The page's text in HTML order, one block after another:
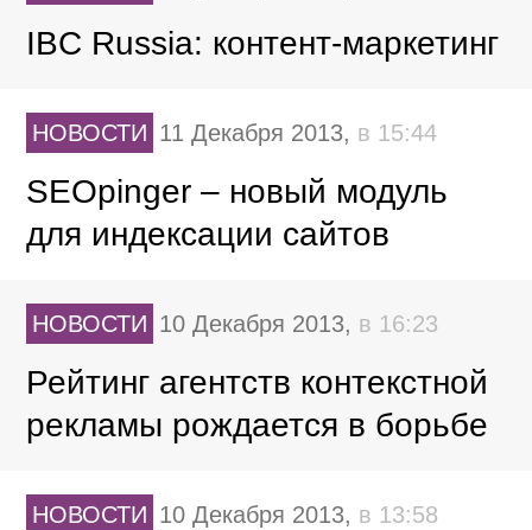
IBC Russia: контент-маркетинг
НОВОСТИ 11 Декабря 2013, в 15:44
SEOpinger – новый модуль
для индексации сайтов
НОВОСТИ 10 Декабря 2013, в 16:23
Рейтинг агентств контекстной
рекламы рождается в борьбе
НОВОСТИ 10 Декабря 2013, в 13:58